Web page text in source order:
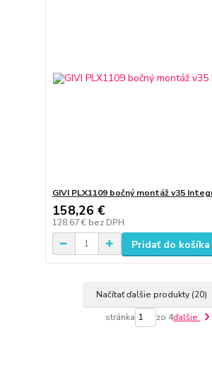
GIVI PLX1109 bočný montáž v35
158,26 €
128,67 € bez DPH
Pridať do košíka
Načítať ďalšie produkty (20)
stránka zo 4ďalšie